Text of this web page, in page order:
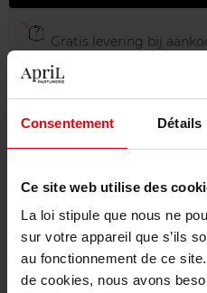
Consentement Détails
Ce site web utilise des
La loi stipule que nous ne
sur votre appareil que s’ils
au fonctionnement de ce
de cookies, nous avons
Gratis levering bij
Gratis retour in je
Beschrijving
Karakteristieken